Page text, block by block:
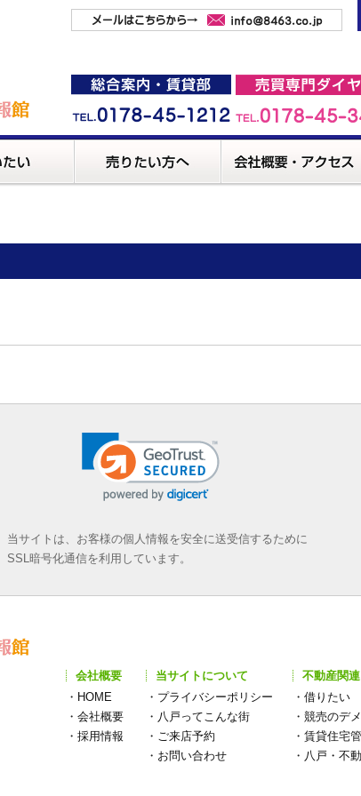
当サイトは、お客様の個人情報を安全に送受信するために
SSL暗号化通信を利用しています。
会社概要
・ HOME
・ 会社概要
・ 採用情報
当サイトについて
・ プライバシーポリシー
・ 八戸ってこんな街
・ ご来店予約
・ お問い合わせ
不動産関
・ 借りたい
・ 競売のデ
・ 賃貸住宅
・ 八戸・不